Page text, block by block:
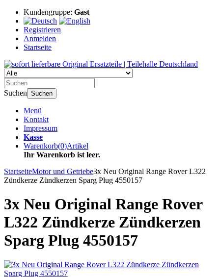
Kundengruppe: Gast
Registrieren
Anmelden
Startseite
Suchen Suchen
Menü
Kontakt
Impressum
Kasse
Warenkorb(0)Artikel
Ihr Warenkorb ist leer.
StartseiteMotor und Getriebe3x Neu Original Range Rover L322
Zündkerze Zündkerzen Sparg Plug 4550157
3x Neu Original Range Rover
L322 Zündkerze Zündkerzen
Sparg Plug 4550157